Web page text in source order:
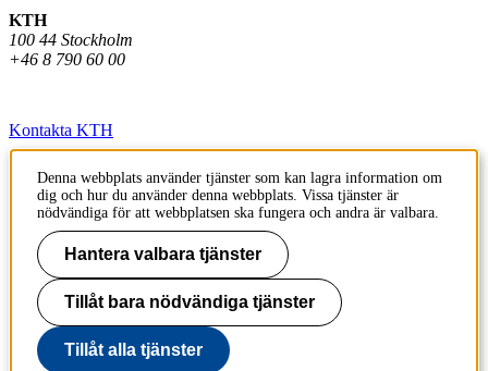
KTH
100 44 Stockholm
+46 8 790 60 00
Kontakta KTH
Jobba på KTH
Press och media
Faktura och betalning KTH
Om KTH:s webbplatser
Tillgänglighetsredogörelse
Denna webbplats använder tjänster som kan lagra information om
dig och hur du använder denna webbplats. Vissa tjänster är
nödvändiga för att webbplatsen ska fungera och andra är valbara.
Hantera valbara tjänster
Tillåt bara nödvändiga tjänster
Tillåt alla tjänster